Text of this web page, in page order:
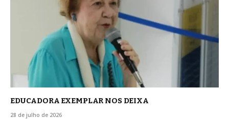
EDUCADORA EXEMPLAR NOS DEIXA
28 de julho de 2026